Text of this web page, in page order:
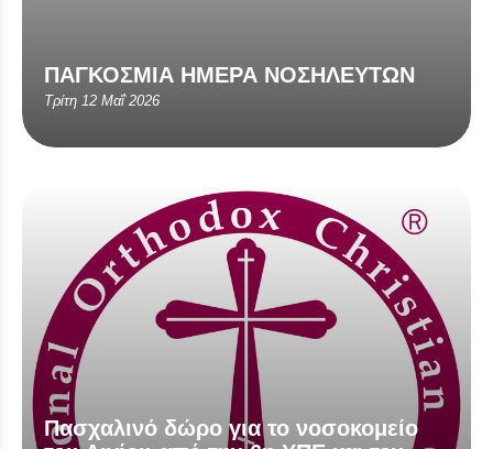
ΠΑΓΚΟΣΜΙΑ ΗΜΕΡΑ ΝΟΣΗΛΕΥΤΩΝ
Τρίτη 12 Μαΐ 2026
Πασχαλινό δώρο για το νοσοκομείο